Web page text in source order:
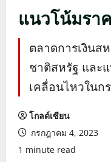
แนวโน้มรา
ตลาดการเงินส
ชาติสหรัฐ และ
เคลื่อนไหวในก
โกลด์เซียน
กรกฎาคม 4, 2023
1 minute read